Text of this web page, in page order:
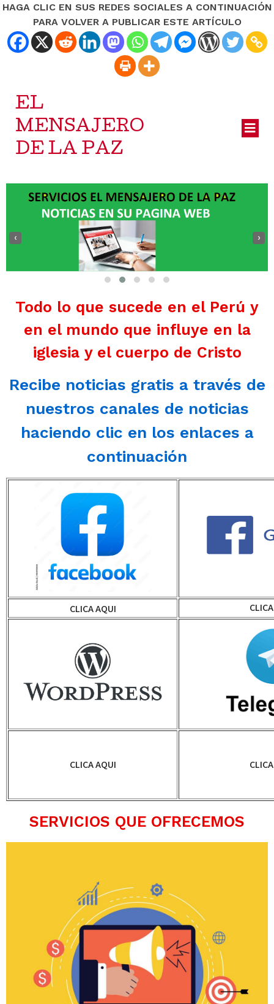
HAGA CLIC EN SUS REDES SOCIALES A CONTINUACIÓN
PARA VOLVER A PUBLICAR ESTE ARTÍCULO
EL
MENSAJERO
DE LA PAZ
‹ ›
Todo lo que sucede en el Perú y
en el mundo que influye en la
iglesia y el cuerpo de Cristo
Recibe noticias gratis a través de
nuestros canales de noticias
haciendo clic en los enlaces a
continuación
CLICA AQUI
CLICA AQUI
SERVICIOS QUE OFRECEMOS